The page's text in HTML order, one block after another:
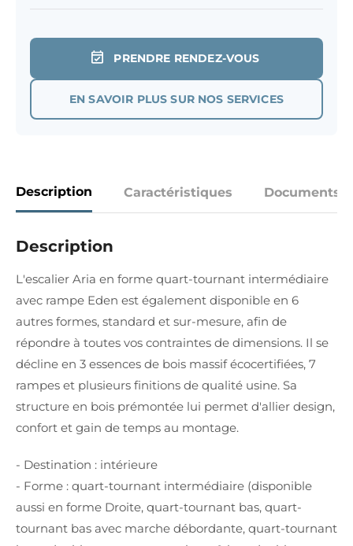
PRENDRE RENDEZ-VOUS
EN SAVOIR PLUS SUR NOS SERVICES
Description Caractéristiques Documents
Description
L'escalier Aria en forme quart-tournant intermédiaire
avec rampe Eden est également disponible en 6
autres formes, standard et sur-mesure, afin de
répondre à toutes vos contraintes de dimensions. Il se
décline en 3 essences de bois massif écocertifiées, 7
rampes et plusieurs finitions de qualité usine. Sa
structure en bois prémontée lui permet d'allier design,
confort et gain de temps au montage.
- Destination : intérieure
- Forme : quart-tournant intermédiaire (disponible
aussi en forme Droite, quart-tournant bas, quart-
tournant bas avec marche débordante, quart-tournant